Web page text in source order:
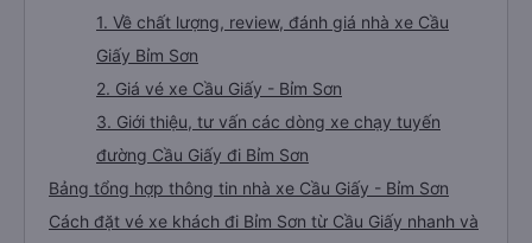
1. Về chất lượng, review, đánh giá nhà xe Cầu
Giấy Bỉm Sơn
2. Giá vé xe Cầu Giấy - Bỉm Sơn
3. Giới thiệu, tư vấn các dòng xe chạy tuyến
đường Cầu Giấy đi Bỉm Sơn
Bảng tổng hợp thông tin nhà xe Cầu Giấy - Bỉm Sơn
Cách đặt vé xe khách đi Bỉm Sơn từ Cầu Giấy nhanh và